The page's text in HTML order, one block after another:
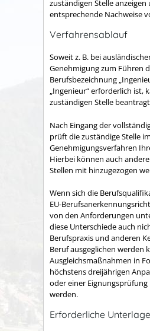
zuständigen Stelle anzeigen
entsprechende Nachweise
Verfahrensablauf
Soweit z. B. bei
Genehmigung zum Führen
Berufsbezeichnung
„Ingenieur“ erforderlich ist,
zuständigen Stelle
Nach Eingang der
prüft die zuständige Stelle
Genehmigungsverfahren
Hierbei können auch
Stellen mit hinzugezogen
Wenn sich die
EU-
von den Anforderungen
diese Unterschiede auch
Berufspraxis und anderen
Beruf ausgeglichen werden
Ausgleichsmaßnahmen in
höchstens dreijährigen
oder einer
werden.
Erforderliche